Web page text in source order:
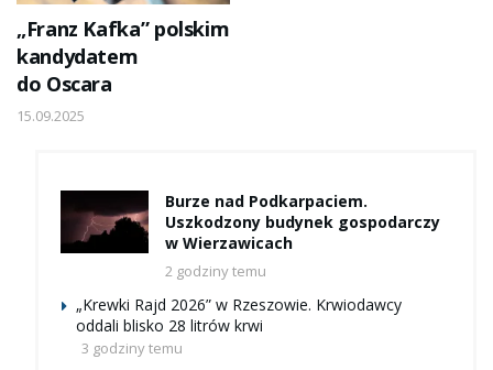
„Franz Kafka” polskim
kandydatem
do Oscara
15.09.2025
Burze nad Podkarpaciem.
Uszkodzony budynek gospodarczy
w Wierzawicach
2 godziny temu
„Krewki Rajd 2026” w Rzeszowie. Krwiodawcy
oddali blisko 28 litrów krwi
3 godziny temu